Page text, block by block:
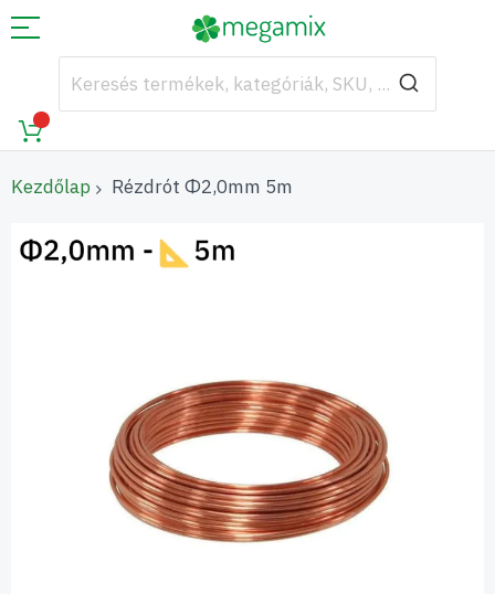
Kezdőlap Rézdrót Φ2,0mm 5m
képgaléria